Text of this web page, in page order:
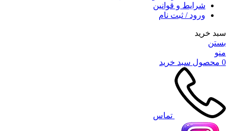
شرایط و قوانین
ورود / ثبت نام
سبد خرید
بستن
منو
0 محصول سبد خرید
تماس